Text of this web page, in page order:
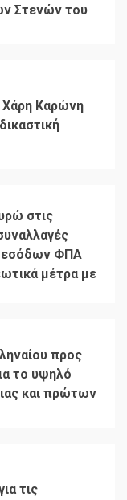
Στενών του
Χάρη Καρώνη
στις
εσόδων ΦΠΑ
μέτρα με
προς
το υψηλό
και πρώτων
τις